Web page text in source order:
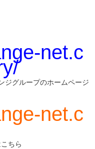
net.c
ジグループのホームページ
net.c
ちら